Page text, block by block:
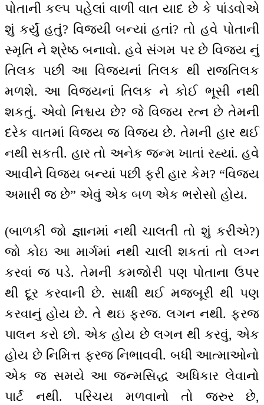
પોતાની કલ્પ પહેલાં વાળી વાત યાદ છે કે પાંડવોએ
શું કર્યું હતું? વિજયી બન્યાં હતાં? તો હવે પોતાની
સ્મૃતિ ને શ્રેષ્ઠ બનાવો. હવે સંગમ પર છે વિજય નું
તિલક પછી આ વિજયનાં તિલક થી રાજતિલક
મળશે. આ વિજયનાં તિલક ને કોઈ ભૂસી નથી
શકતું. એવો નિશ્ચય છે? જે વિજય રત્ન છે તેમની
દરેક વાતમાં વિજય જ વિજય છે. તેમની હાર થઈ
નથી સકતી. હાર તો અનેક જન્મ ખાતાં રહ્યાં. હવે
આવીને વિજય બન્યાં પછી ફરી હાર કેમ? “વિજય
અમારી જ છે” એવું એક બળ એક ભરોસો હોય.
(બાળકી જો જ્ઞાનમાં નથી ચાલતી તો શું કરીએ?)
જો કોઇ આ માર્ગમાં નથી ચાલી શકતાં તો લગ્ન
કરવાં જ પડે. તેમની કમજોરી પણ પોતાના ઉપર
થી દૂર કરવાની છે. સાક્ષી થઈ મજબૂરી થી પણ
કરવાનું હોય છે. તે થઇ ફરજ. લગન નથી. ફરજ
પાલન કરો છો. એક હોય છે લગન થી કરવું, એક
હોય છે નિમિત્ત ફરજ નિભાવવી. બધી આત્માઓનો
એક જ સમયે આ જન્મસિદ્ધ અધિકાર લેવાનો
પાર્ટ નથી. પરિચય મળવાનો તો જરુર છે,